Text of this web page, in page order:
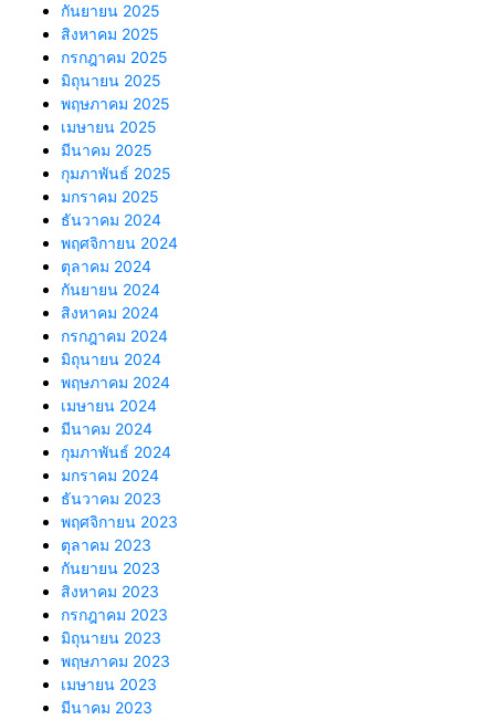
กันยายน 2025
สิงหาคม 2025
กรกฎาคม 2025
มิถุนายน 2025
พฤษภาคม 2025
เมษายน 2025
มีนาคม 2025
กุมภาพันธ์ 2025
มกราคม 2025
ธันวาคม 2024
พฤศจิกายน 2024
ตุลาคม 2024
กันยายน 2024
สิงหาคม 2024
กรกฎาคม 2024
มิถุนายน 2024
พฤษภาคม 2024
เมษายน 2024
มีนาคม 2024
กุมภาพันธ์ 2024
มกราคม 2024
ธันวาคม 2023
พฤศจิกายน 2023
ตุลาคม 2023
กันยายน 2023
สิงหาคม 2023
กรกฎาคม 2023
มิถุนายน 2023
พฤษภาคม 2023
เมษายน 2023
มีนาคม 2023